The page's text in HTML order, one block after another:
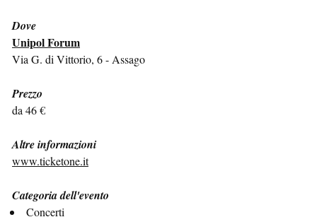
Dove
Unipol Forum
Via G. di Vittorio, 6 - Assago
Prezzo
da 46 €
Altre informazioni
www.ticketone.it
Categoria dell'evento
Concerti